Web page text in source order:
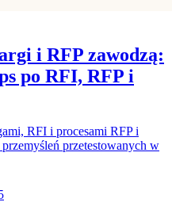
i RFP zawodzą:
po RFI, RFP i
RFI i procesami RFP i
przetestowanych w